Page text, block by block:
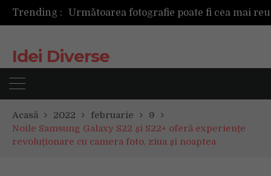
Trending :
Următoarea fotografie poate fi cea mai reușită de până acum
Mașinile de spălat și uscătoarele bazate pe inteligență artificială îți cunosc hainele mai bine decât tine
Idei Diverse
Acasă 2022 februarie
9
Noile Samsung Galaxy S22 și S22+ oferă experiențe
revoluționare cu camera foto, ziua și noaptea